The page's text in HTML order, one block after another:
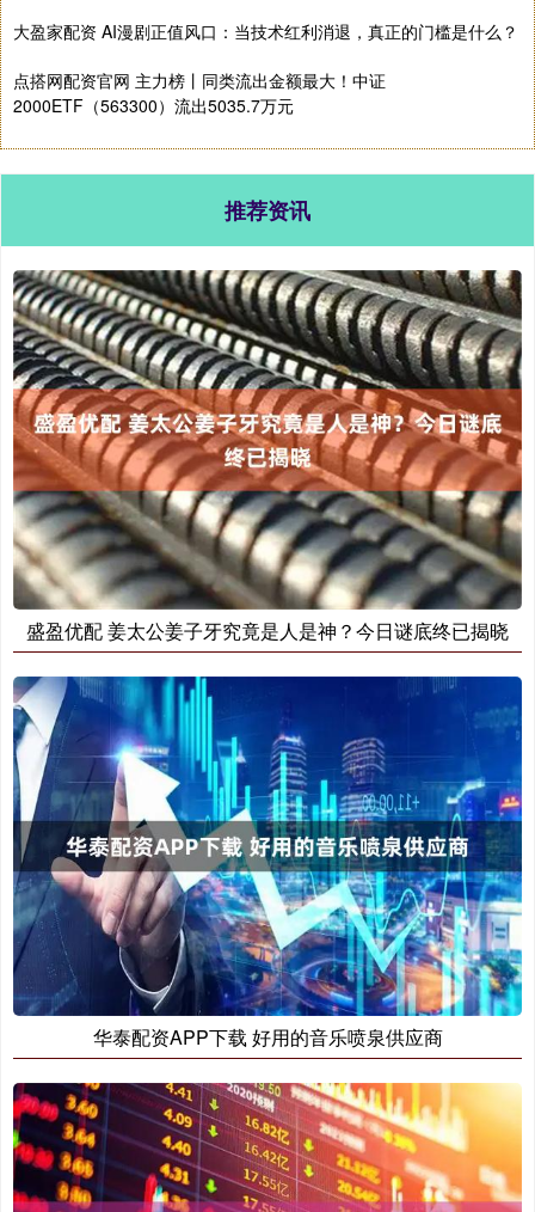
大盈家配资 AI漫剧正值风口：当技术红利消退，真正的门槛是什么？
点搭网配资官网 主力榜丨同类流出金额最大！中证
2000ETF（563300）流出5035.7万元
推荐资讯
盛盈优配 姜太公姜子牙究竟是人是神？今日谜底终已揭晓
华泰配资APP下载 好用的音乐喷泉供应商